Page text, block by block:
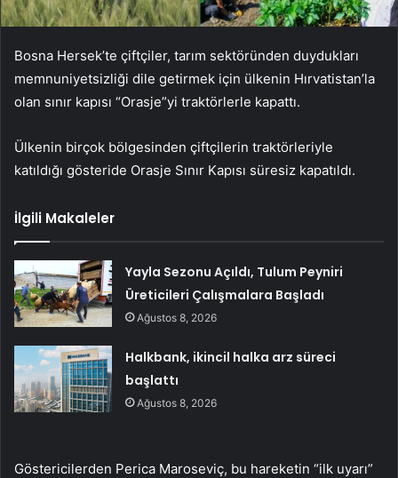
Bosna Hersek’te çiftçiler, tarım sektöründen duydukları
memnuniyetsizliği dile getirmek için ülkenin Hırvatistan’la
olan sınır kapısı “Orasje”yi traktörlerle kapattı.
Ülkenin birçok bölgesinden çiftçilerin traktörleriyle
katıldığı gösteride Orasje Sınır Kapısı süresiz kapatıldı.
İlgili Makaleler
Yayla Sezonu Açıldı, Tulum Peyniri
Üreticileri Çalışmalara Başladı
Ağustos 8, 2026
Halkbank, ikincil halka arz süreci
başlattı
Ağustos 8, 2026
Göstericilerden Perica Maroseviç, bu hareketin “ilk uyarı”